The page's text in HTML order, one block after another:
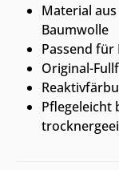
Material
Baumwolle
Passend für
Original-
Pflegeleicht